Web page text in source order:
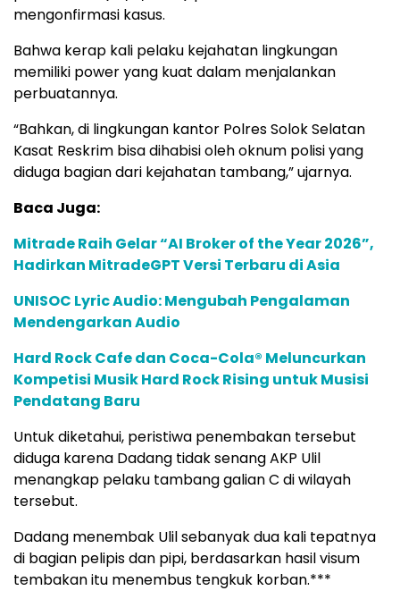
mengonfirmasi kasus.
Bahwa kerap kali pelaku kejahatan lingkungan
memiliki power yang kuat dalam menjalankan
perbuatannya.
“Bahkan, di lingkungan kantor Polres Solok Selatan
Kasat Reskrim bisa dihabisi oleh oknum polisi yang
diduga bagian dari kejahatan tambang,” ujarnya.
Baca Juga:
Mitrade Raih Gelar “AI Broker of the Year 2026”,
Hadirkan MitradeGPT Versi Terbaru di Asia
UNISOC Lyric Audio: Mengubah Pengalaman
Mendengarkan Audio
Hard Rock Cafe dan Coca-Cola® Meluncurkan
Kompetisi Musik Hard Rock Rising untuk Musisi
Pendatang Baru
Untuk diketahui, peristiwa penembakan tersebut
diduga karena Dadang tidak senang AKP Ulil
menangkap pelaku tambang galian C di wilayah
tersebut.
Dadang menembak Ulil sebanyak dua kali tepatnya
di bagian pelipis dan pipi, berdasarkan hasil visum
tembakan itu menembus tengkuk korban.***